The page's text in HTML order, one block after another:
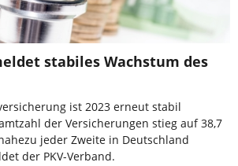
stabiles Wachstum des
ist 2023 erneut stabil
der Versicherungen stieg auf 38,7
jeder Zweite in Deutschland
der PKV-Verband.